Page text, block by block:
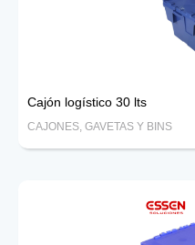
Cajón logístico 30 lts
CAJONES, GAVETAS Y BINS